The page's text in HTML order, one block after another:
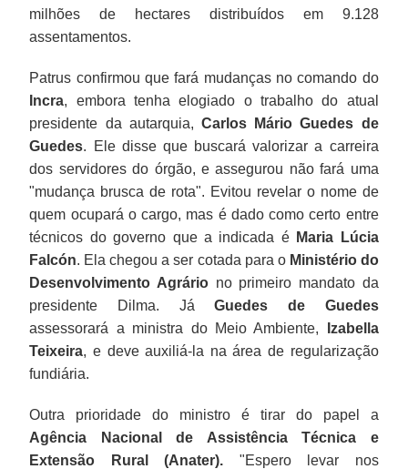
milhões de hectares distribuídos em 9.128
assentamentos.
Patrus confirmou que fará mudanças no comando do
Incra, embora tenha elogiado o trabalho do atual
presidente da autarquia, Carlos Mário Guedes de
Guedes. Ele disse que buscará valorizar a carreira
dos servidores do órgão, e assegurou não fará uma
"mudança brusca de rota". Evitou revelar o nome de
quem ocupará o cargo, mas é dado como certo entre
técnicos do governo que a indicada é Maria Lúcia
Falcón. Ela chegou a ser cotada para o Ministério do
Desenvolvimento Agrário no primeiro mandato da
presidente Dilma. JáGuedes de Guedes
assessorará a ministra do Meio Ambiente,
Izabella
Teixeira, e deve auxiliá-la na área de regularização
fundiária.
Outra prioridade do ministro é tirar do papel a
Agência Nacional de Assistência Técnica e
Extensão Rural (Anater). "Espero levar nos